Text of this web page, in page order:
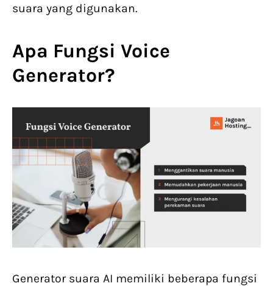
suara yang digunakan.
Apa Fungsi Voice
Generator?
Generator suara AI memiliki beberapa fungsi